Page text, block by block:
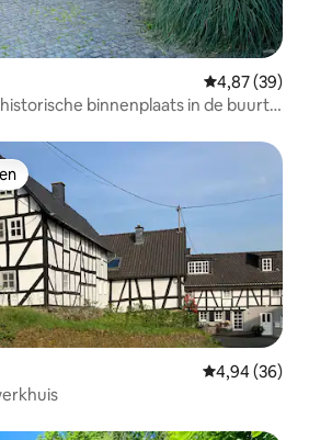
Gemiddelde
4,87 (39)
binnenplaats in de buurt
Gemiddelde
4,94 (36)